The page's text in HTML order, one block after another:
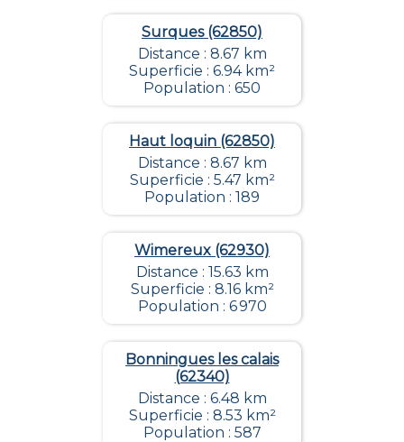
Surques (62850)
Distance : 8.67 km
Superficie : 6.94 km²
Population : 650
Haut loquin (62850)
Distance : 8.67 km
Superficie : 5.47 km²
Population : 189
Wimereux (62930)
Distance : 15.63 km
Superficie : 8.16 km²
Population : 6 970
Bonningues les calais
(62340)
Distance : 6.48 km
Superficie : 8.53 km²
Population : 587